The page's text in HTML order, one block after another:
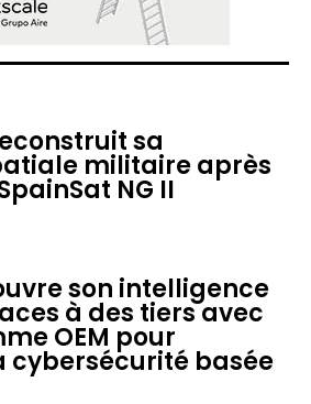
sa
militaire après
NG II
son intelligence
à des tiers avec
OEM pour
cybersécurité basée